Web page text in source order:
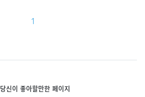
1
당신이 좋아할만한 페이지